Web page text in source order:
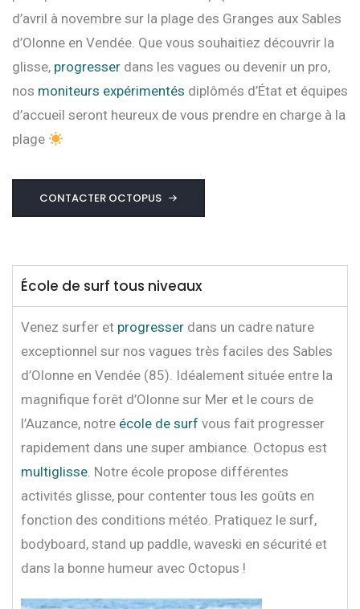
d’avril à novembre sur la plage des Granges aux Sables
d’Olonne en Vendée. Que vous souhaitiez découvrir la
glisse, progresser dans les vagues ou devenir un pro,
nos moniteurs expérimentés diplômés d’État et équipes
d’accueil seront heureux de vous prendre en charge à la
plage
CONTACTER OCTOPUS
École de surf tous niveaux
Venez surfer et progresser dans un cadre nature
exceptionnel sur nos vagues très faciles des Sables
d’Olonne en Vendée (85). Idéalement située entre la
magnifique forêt d’Olonne sur Mer et le cours de
l’Auzance, notre école de surf vous fait progresser
rapidement dans une super ambiance. Octopus est
multiglisse . Notre école propose différentes
activités glisse, pour contenter tous les goûts en
fonction des conditions météo. Pratiquez le surf,
bodyboard, stand up paddle, waveski en sécurité et
dans la bonne humeur avec Octopus !